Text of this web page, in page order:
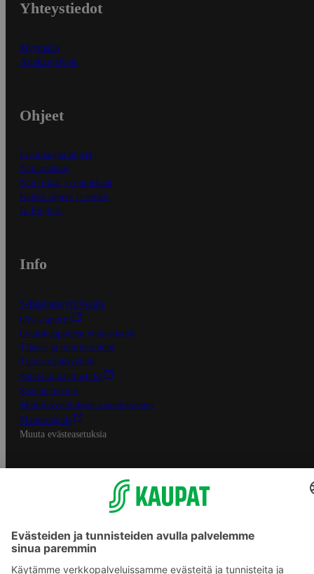
Yhteystiedot
Myymälät
Asiakaspalvelu
Ohjeet
Ensitilaajan ohjeet
Näin maksat
Näin tilaat ja muokkaat
Kaikki ohjeet ja vinkit
In English
Info
S-Business yrityksille
Oiva-raportit
Osuuskauppojen yhteystiedot
Tilaus- ja toimitusehdot
Tietosuojakäytäntö
Palvelun käyttöehdot
Saavutettavuus
Mobiilisovelluksen saavutettavuus
Mainostajalle
Muuta evästeasetuksia
S-ryhmän palvelut
Asiakasomistajuus